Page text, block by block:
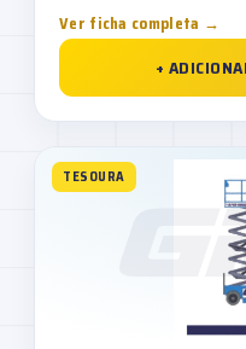
Ver ficha completa →
+
TESOURA